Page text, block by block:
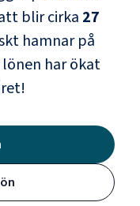
blir cirka 27
hamnar på
har ökat